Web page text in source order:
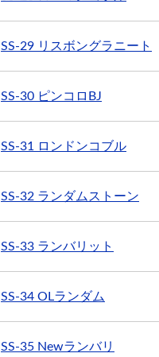
SS-29 リスボングラニート
SS-30 ピンコロBJ
SS-31 ロンドンコブル
SS-32 ランダムストーン
SS-33 ランバリット
SS-34 OLランダム
SS-35 Newランバリ